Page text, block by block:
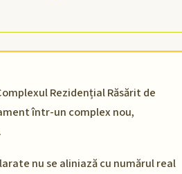
Rezidențial Răsărit de
într-un complex nou,
nu se aliniază cu numărul real